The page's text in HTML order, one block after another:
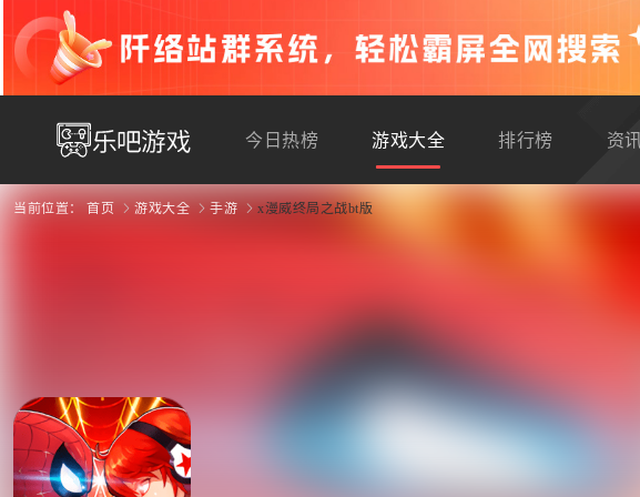
今日热榜 游戏大全 排行榜 资
当前位置： 首页 游戏大全 手游 x漫威终局之战bt版